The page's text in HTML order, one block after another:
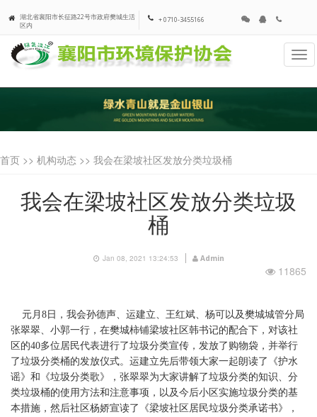
湖北省襄阳市长征路22号市政府樊城生活
区内
+ 0710-3455166
首页 >> 机构动态 >> 我会在梁坡社区发放分类垃圾桶
我会在梁坡社区发放分类垃圾
桶
Jan 08, 2021 13:24:53 Admin
11865
元月 8日，我会孙德声、运建立、王红斌、杨可以及樊城城管分局
张翠翠、小郭一行，在樊城柿铺梁坡社区韩书记的配合下，对该社
区的40多位居民代表进行了垃圾分类宣传，发放了购物袋，并举行
了垃圾分类桶的发放仪式。运建立先后带领大家一起朗读了《护水
谣》和《垃圾分类歌》，张翠翠为大家讲解了垃圾分类的知识、分
类垃圾桶的使用方法和注意事项，以及今后小区实施垃圾分类的基
本措施，然后社区杨娇宣读了《梁坡社区居民垃圾分类承诺书》，